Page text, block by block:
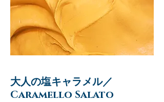
大人の塩キャラメル／
Caramello Salato